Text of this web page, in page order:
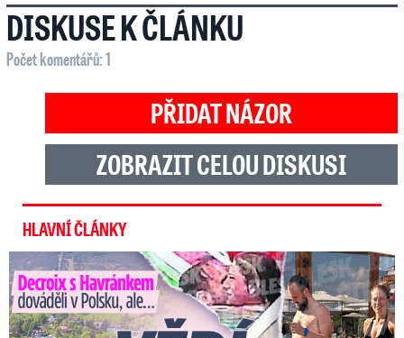
DISKUSE K ČLÁNKU
Počet komentářů: 1
PŘIDAT NÁZOR
ZOBRAZIT CELOU DISKUSI
HLAVNÍ ČLÁNKY
Decroix s Havránkem dováděli v Polsku, ale… Vědí o tom doma?